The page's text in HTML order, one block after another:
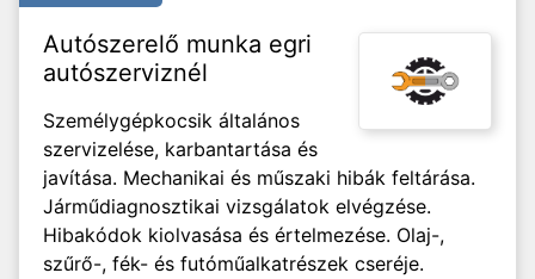
Autószerelő munka egri
autószerviznél
Személygépkocsik általános
szervizelése, karbantartása és
javítása. Mechanikai és műszaki hibák feltárása.
Járműdiagnosztikai vizsgálatok elvégzése.
Hibakódok kiolvasása és értelmezése. Olaj-,
szűrő-, fék- és futóműalkatrészek cseréje.